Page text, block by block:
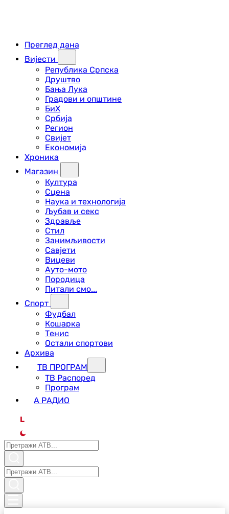
Преглед дана
Вијести
Република Српска
Друштво
Бања Лука
Градови и општине
БиХ
Србија
Регион
Свијет
Економија
Хроника
Магазин
Култура
Сцена
Наука и технологија
Љубав и секс
Здравље
Стил
Занимљивости
Савјети
Вицеви
Ауто-мото
Породица
Питали смо...
Спорт
Фудбал
Кошарка
Тенис
Остали спортови
Архива
ТВ ПРОГРАМ
ТВ Распоред
Програм
А РАДИО
L